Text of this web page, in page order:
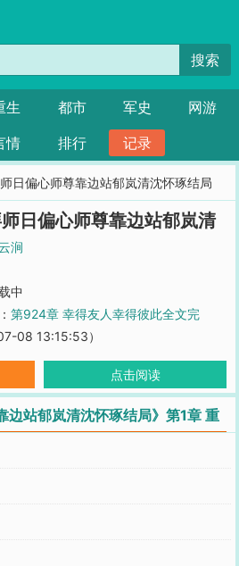
搜索
生 都市 军史
网游
情 排行 记录
日偏心师尊靠边站郁岚清沈怀琢结局
日偏心师尊靠边站郁岚清
局
涧
中
第924章 幸得友人幸得彼此全文完
08 13:15:53）
点击阅读
边站郁岚清沈怀琢结局》第1章 重